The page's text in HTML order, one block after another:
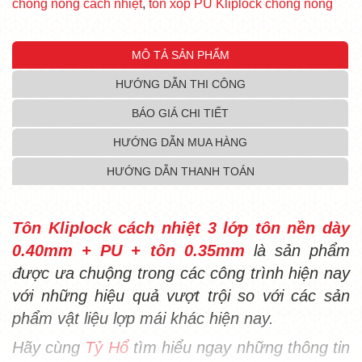
chống nóng cách nhiệt, tôn xốp PU Kliplock chống nóng
MÔ TẢ SẢN PHẨM
HƯỚNG DẪN THI CÔNG
BÁO GIÁ CHI TIẾT
HƯỚNG DẪN MUA HÀNG
HƯỚNG DẪN THANH TOÁN
Tôn Kliplock cách nhiệt 3 lớp tôn nền dày
0.40mm + PU + tôn 0.35mm là sản phẩm
được ưa chuộng trong các công trình hiện nay
với những hiệu quả vượt trội so với các sản
phẩm vật liệu lợp mái khác hiện nay.
Hãy cùng Tỷ Hổtìm hiểu ngay những thông tin